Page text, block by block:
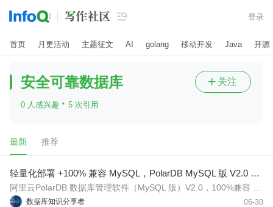
 登录
首页 月更活动 主题征文 AI golang 移动开发 Java 开源
安全可靠数据库
0 人感兴趣 · 5 次引用
 关注
最新 推荐
轻量化部署 +100% 兼容 MySQL，PolarDB MySQL 版 V2.0 国
产化替代数据库技术揭秘
数据库知识分享者 06-30
阿里云PolarDB 数据库管理软件（MySQL 版）V2.0，100%兼容 M
ySQL，交易和分析性能最高分别是开源数据库的6倍和400倍，TC